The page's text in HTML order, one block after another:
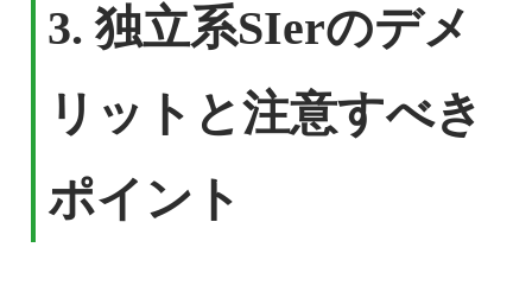
3.独立系SIerのデメ
リットと注意すべき
ポイント